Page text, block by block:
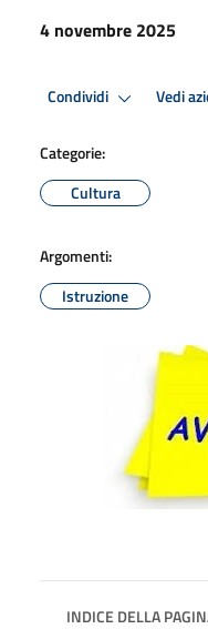
4 novembre 2025
Condividi Vedi
Categorie:
Cultura
Argomenti:
Istruzione
INDICE DELLA